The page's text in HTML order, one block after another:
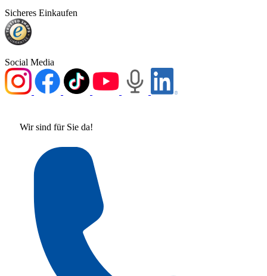
Sicheres Einkaufen
Social Media
Wir sind für Sie da!